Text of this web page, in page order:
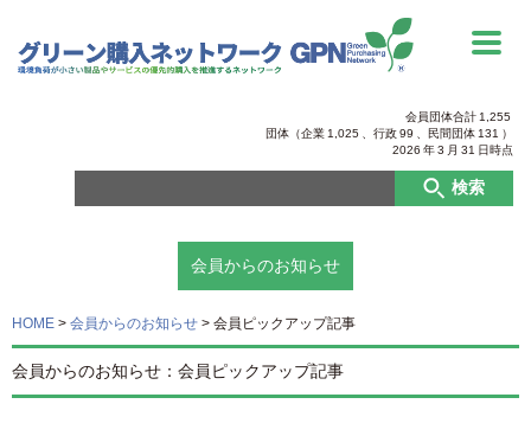
会員団体合計 1,255
団体（企業 1,025 、行政99 民間団体 131 ）
2026 年3 月 31 日時点
検索
会員からのお知らせ
HOME > 会員からのお知らせ > 会員ピックアップ記事
会員からのお知らせ：会員ピックアップ記事